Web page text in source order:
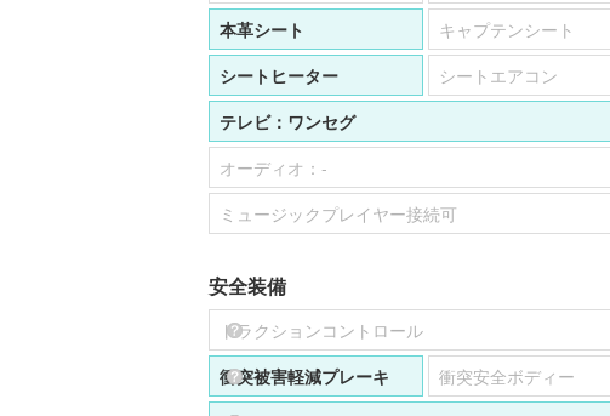
本革シート
キャプテンシート
シートヒーター
シートエアコン
テレビ： ワンセグ
オーディオ： -
ミュージックプレイヤー接続可
安全装備
トラクションコントロール
衝突被害軽減プレーキ
衝突安全ボディー